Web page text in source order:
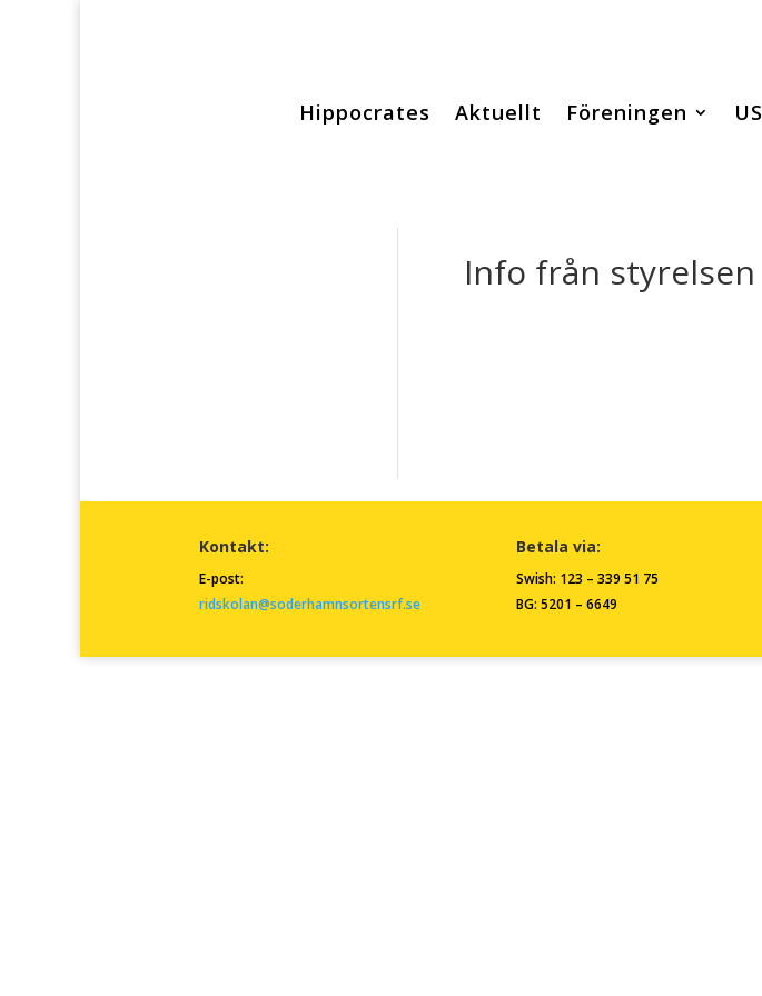
Hippocrates Aktuellt Föreningen US
Info från styrelsen
Kontakt:
E-post:
ridskolan@soderhamnsortensrf.se
Betala via:
Swish: 123 – 339 51 75
BG: 5201 – 6649